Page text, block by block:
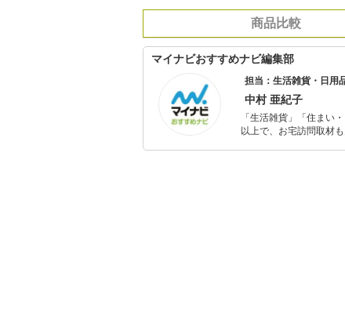
商品比較
マイナビおすすめナビ編集部
担当：生活雑貨・日用
中村 亜紀子
「生活雑貨」「住まい
以上で、お宅訪問取材